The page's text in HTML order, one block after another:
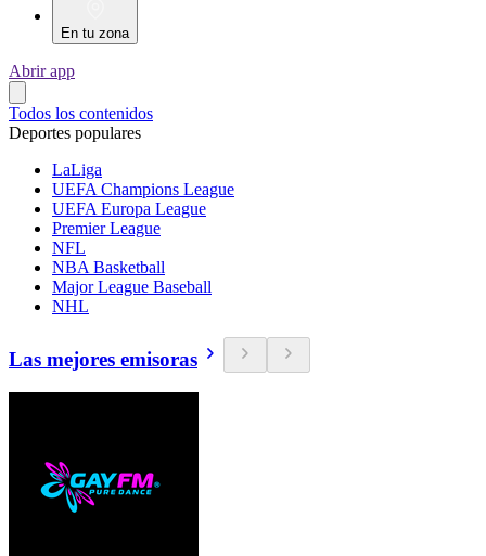
En tu zona
Abrir app
Todos los contenidos
Deportes populares
LaLiga
UEFA Champions League
UEFA Europa League
Premier League
NFL
NBA Basketball
Major League Baseball
NHL
Las mejores emisoras